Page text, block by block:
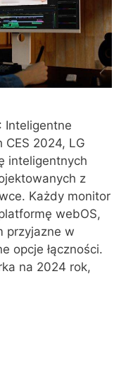
Inteligentne
2024, LG
inteligentnych
z
Każdy monitor
webOS,
przyjazne w
opcje łączności.
na 2024 rok,